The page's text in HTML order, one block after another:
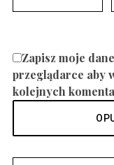
Zapisz moje
przeglądarce aby
kolejnych